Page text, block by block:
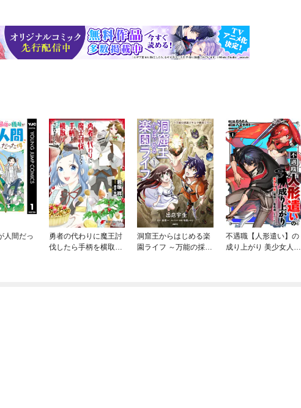
人間だっ
勇者の代わりに魔王討
伐したら手柄を横取り
洞窟王からはじめる楽
園ライフ ～万能の採掘
不遇職【人形遣い】の
成り上がり 美少女人形